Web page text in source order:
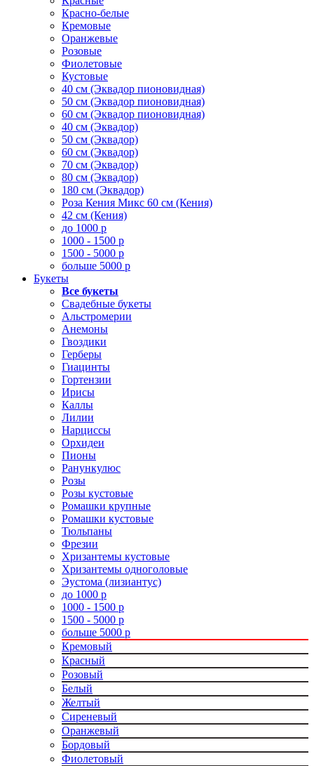
Красно-белые
Кремовые
Оранжевые
Розовые
Фиолетовые
Кустовые
40 см (Эквадор пионовидная)
50 см (Эквадор пионовидная)
60 см (Эквадор пионовидная)
40 см (Эквадор)
50 см (Эквадор)
60 см (Эквадор)
70 см (Эквадор)
80 см (Эквадор)
180 см (Эквадор)
Роза Кения Микс 60 см (Кения)
42 см (Кения)
до 1000 р
1000 - 1500 р
1500 - 5000 р
больше 5000 р
Букеты
Все букеты
Свадебные букеты
Альстромерии
Анемоны
Гвоздики
Герберы
Гиацинты
Гортензии
Ирисы
Каллы
Лилии
Нарциссы
Орхидеи
Пионы
Ранункулюс
Розы
Розы кустовые
Ромашки крупные
Ромашки кустовые
Тюльпаны
Фрезии
Хризантемы кустовые
Хризантемы одноголовые
Эустома (лизиантус)
до 1000 р
1000 - 1500 р
1500 - 5000 р
больше 5000 р
Кремовый
Красный
Розовый
Белый
Желтый
Сиреневый
Оранжевый
Бордовый
Фиолетовый